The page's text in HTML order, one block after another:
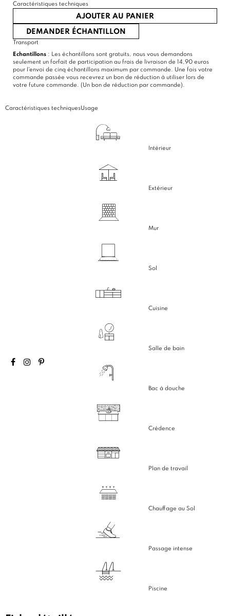
Caractéristiques techniques
AJOUTER AU PANIER
DEMANDER ÉCHANTILLON
Transport
Echantillons : Les échantillons sont gratuits, nous vous demandons
seulement un forfait de participation au frais de livraison de 14,90 euros
pour l'envoi de cinq échantillons maximum par commande. Une fois votre
commande passée vous recevrez un bon de réduction à utiliser lors de
votre future commande. (Un bon de réduction par commande).
Caractéristiques techniquesUsage
Intérieur
Extérieur
Mur
Sol
Cuisine
Salle de bain
Bac à douche
Crédence
Plan de travail
Chauffage au Sol
Passage intense
Piscine